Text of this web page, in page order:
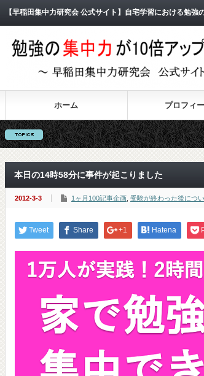
【早稲田集中力研究会 公式サイト】自宅学習における勉
ホーム プロフィ
本日の14時58分に事件が起こりました
2012-3-3 1ヶ月100記事企画 受験が終わった後につ
Tweet Share +1 Hatena